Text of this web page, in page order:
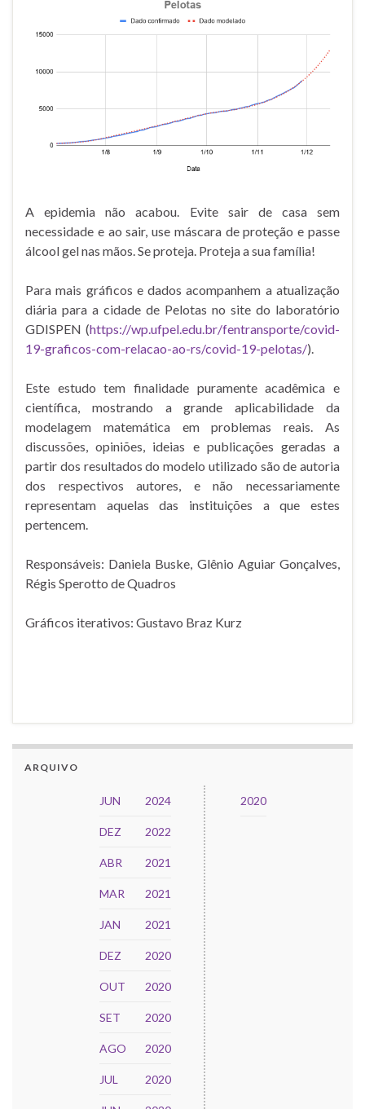
A epidemia não acabou. Evite sair de casa sem
necessidade e ao sair, use máscara de proteção e passe
álcool gel nas mãos. Se proteja. Proteja a sua família!
Para mais gráficos e dados acompanhem a atualização
diária para a cidade de Pelotas no site do laboratório
GDISPEN (https://wp.ufpel.edu.br/fentransporte/covid-
19-graficos-com-relacao-ao-rs/covid-19-pelotas/).
Este estudo tem finalidade puramente acadêmica e
científica, mostrando a grande aplicabilidade da
modelagem matemática em problemas reais. As
discussões, opiniões, ideias e publicações geradas a
partir dos resultados do modelo utilizado são de autoria
dos respectivos autores, e não necessariamente
representam aquelas das instituições a que estes
pertencem.
Responsáveis: Daniela Buske, Glênio Aguiar Gonçalves,
Régis Sperotto de Quadros
Gráficos iterativos: Gustavo Braz Kurz
ARQUIVO
JUN 2024
DEZ 2022
ABR 2021
MAR 2021
JAN 2021
DEZ 2020
OUT 2020
SET 2020
AGO 2020
JUL 2020
2020